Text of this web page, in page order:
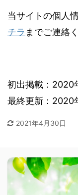
当サイトの個人
チラ までご連絡
初出掲載：2020
最終更新：2020
2021年4月30日